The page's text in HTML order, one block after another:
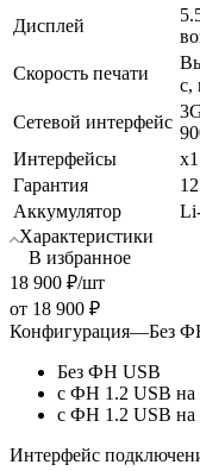
Дисплей
Скорость печати
с,
Сетевой интерфейс
Интерфейсы
Гарантия
Аккумулятор
Характеристики
В избранное
18 900 ₽/шт
от 18 900 ₽
Конфигурация—Без
Без ФН USB
с ФН 1.2 USB на
с ФН 1.2 USB на
Интерфейс